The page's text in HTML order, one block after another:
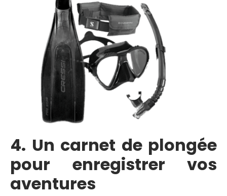
4. Un carnet de plongée
pour enregistrer vos
aventures